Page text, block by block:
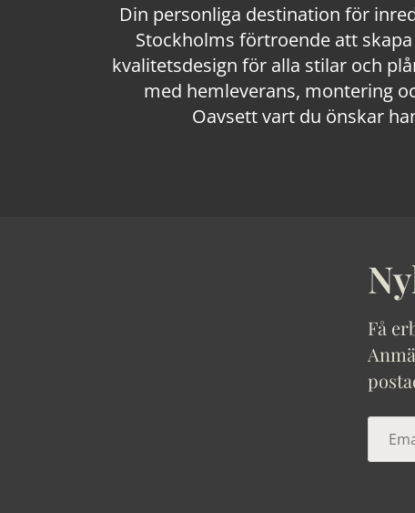
Din personliga destination för
Stockholms förtroende att
kvalitetsdesign för alla stilar och
med hemleverans, montering
Oavsett vart du önskar
Få